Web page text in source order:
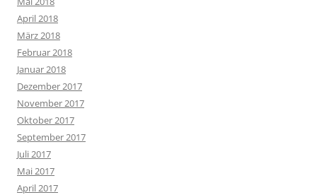
April 2018
März 2018
Februar 2018
Januar 2018
Dezember 2017
November 2017
Oktober 2017
September 2017
Juli 2017
Mai 2017
April 2017